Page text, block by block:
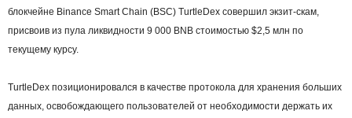
блокчейне Binance Smart Chain (BSC) TurtleDex совершил экзит-скам,
присвоив из пула ликвидности 9 000 BNB стоимостью $2,5 млн по
текущему курсу.
TurtleDex позиционировался в качестве протокола для хранения больших
данных, освобождающего пользователей от необходимости держать их